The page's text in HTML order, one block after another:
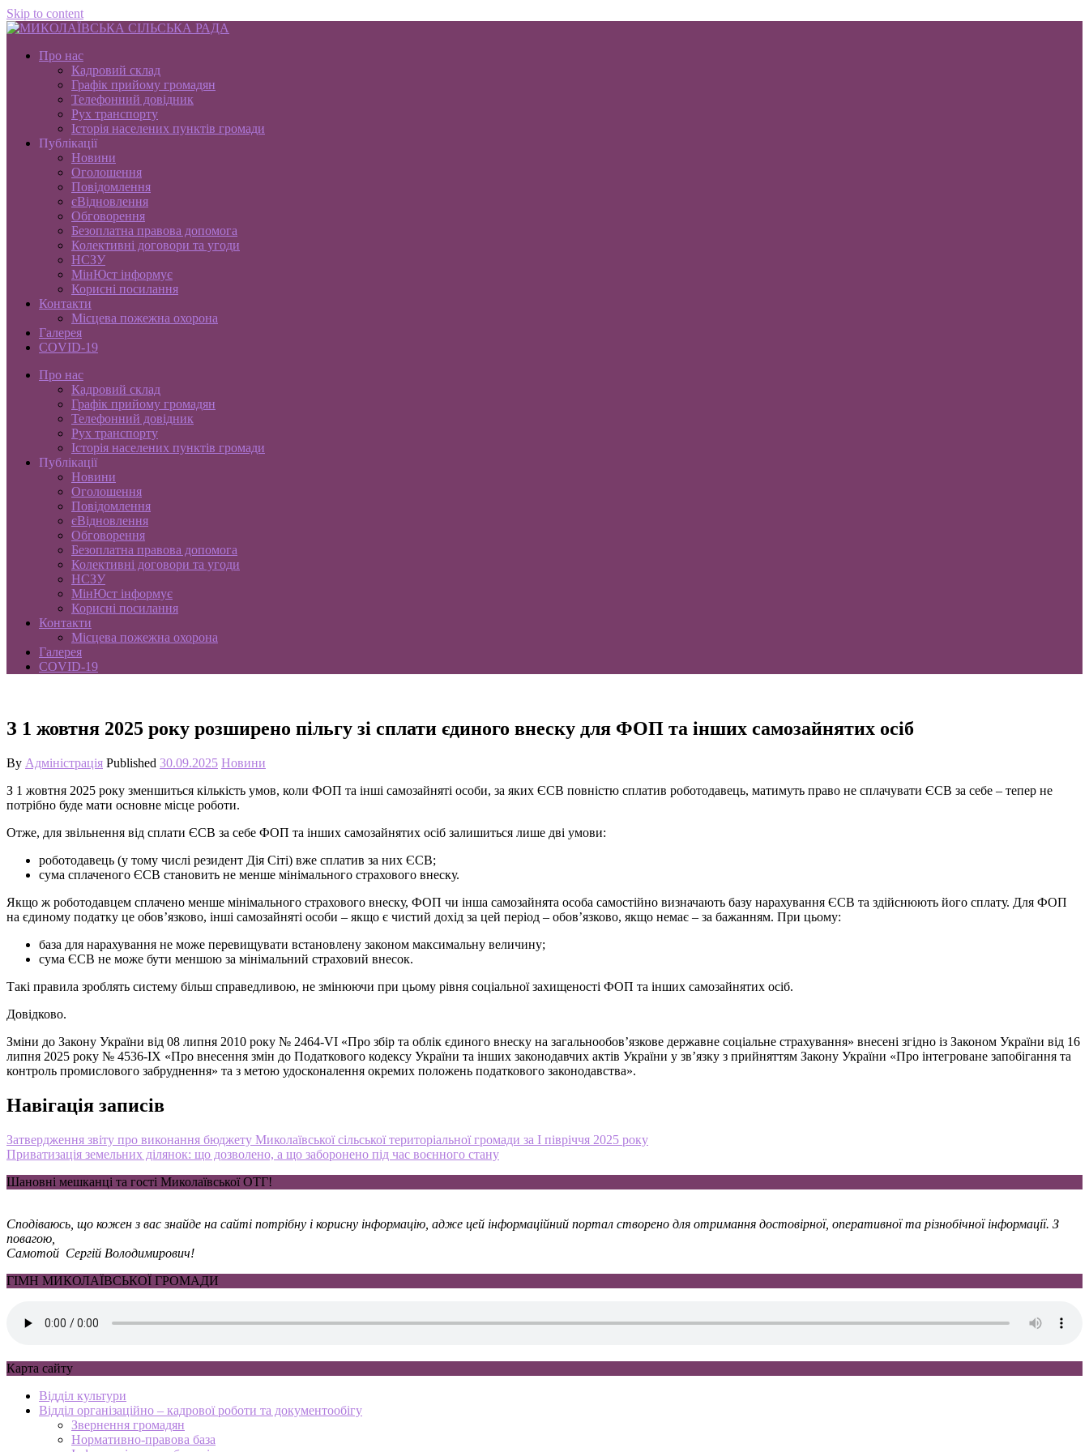
Skip to content
Про нас
Кадровий склад
Графік прийому громадян
Телефонний довідник
Рух транспорту
Історія населених пунктів громади
Публікації
Новини
Оголошення
Повідомлення
єВідновлення
Обговорення
Безоплатна правова допомога
Колективні договори та угоди
НСЗУ
МінЮст інформує
Корисні посилання
Контакти
Місцева пожежна охорона
Галерея
COVID-19
Про нас
Кадровий склад
Графік прийому громадян
Телефонний довідник
Рух транспорту
Історія населених пунктів громади
Публікації
Новини
Оголошення
Повідомлення
єВідновлення
Обговорення
Безоплатна правова допомога
Колективні договори та угоди
НСЗУ
МінЮст інформує
Корисні посилання
Контакти
Місцева пожежна охорона
Галерея
COVID-19
З 1 жовтня 2025 року розширено пільгу зі сплати єдиного внеску для ФОП та інших самозайнятих осіб
By Адміністрація Published 30.09.2025 Новини
З 1 жовтня 2025 року зменшиться кількість умов, коли ФОП та інші самозайняті особи, за яких ЄСВ повністю сплатив роботодавець, матимуть право не сплачувати ЄСВ за себе – тепер не
потрібно буде мати основне місце роботи.
Отже, для звільнення від сплати ЄСВ за себе ФОП та інших самозайнятих осіб залишиться лише дві умови:
роботодавець (у тому числі резидент Дія Сіті) вже сплатив за них ЄСВ;
сума сплаченого ЄСВ становить не менше мінімального страхового внеску.
Якщо ж роботодавцем сплачено менше мінімального страхового внеску, ФОП чи інша самозайнята особа самостійно визначають базу нарахування ЄСВ та здійснюють його сплату. Для ФОП
на єдиному податку це обов’язково, інші самозайняті особи – якщо є чистий дохід за цей період – обов’язково, якщо немає – за бажанням. При цьому:
база для нарахування не може перевищувати встановлену законом максимальну величину;
сума ЄСВ не може бути меншою за мінімальний страховий внесок.
Такі правила зроблять систему більш справедливою, не змінюючи при цьому рівня соціальної захищеності ФОП та інших самозайнятих осіб.
Довідково.
Зміни до Закону України від 08 липня 2010 року № 2464-VI «Про збір та облік єдиного внеску на загальнообов’язкове державне соціальне страхування» внесені згідно із Законом України від 16
липня 2025 року № 4536-IX «Про внесення змін до Податкового кодексу України та інших законодавчих актів України у зв’язку з прийняттям Закону України «Про інтегроване запобігання та
контроль промислового забруднення» та з метою удосконалення окремих положень податкового законодавства».
Навігація записів
Затвердження звіту про виконання бюджету Миколаївської сільської територіальної громади за І півріччя 2025 року
Приватизація земельних ділянок: що дозволено, а що заборонено під час воєнного стану
Шановні мешканці та гості Миколаївської ОТГ!
Сподіваюсь, що кожен з вас знайде на сайті потрібну і корисну інформацію, адже цей інформаційний портал створено для отримання достовірної, оперативної та різнобічної інформації. З
повагою,
Самотой Сергій Володимирович!
ГІМН МИКОЛАЇВСЬКОЇ ГРОМАДИ
Карта сайту
Відділ культури
Відділ організаційно – кадрової роботи та документообігу
Звернення громадян
Нормативно-правова база